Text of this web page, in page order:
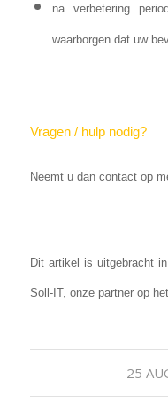
na verbetering
waarborgen dat uw
Vragen / hulp nodig?
Neemt u dan contact op
Dit artikel is uitgebracht
Soll-IT, onze partner op
25